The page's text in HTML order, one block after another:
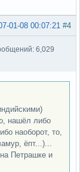
#4
01-08 00:07:21
6,029
нашёл либо
наоборот, то,
ёпт...)...
Петрашке и